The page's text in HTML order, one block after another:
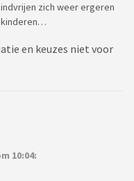
zich weer ergeren
kinderen…
en keuzes niet voor
10:04: